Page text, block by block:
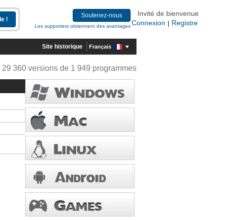
Soutenez-nous
Les supporters obtiennent des avantages
Invité de bienvenue
Connexion
Registre
Site historique Français
29 360 versions de 1 949 programmes